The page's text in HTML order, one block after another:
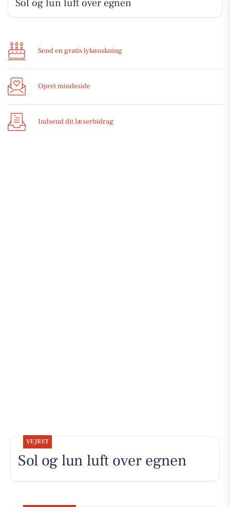
Sol og lun luft over egnen
Send en gratis lykønskning
Opret mindeside
Indsend dit læserbidrag
VEJRET
Sol og lun luft over egnen